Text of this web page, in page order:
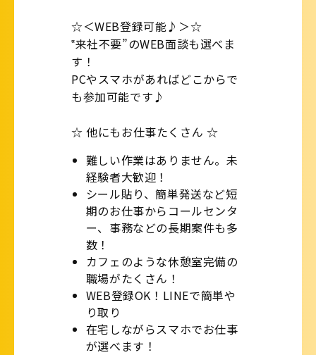
☆＜WEB登録可能♪＞☆
‟来社不要”のWEB面談も選べま
す！
PCやスマホがあればどこからで
も参加可能です♪
☆ 他にもお仕事たくさん ☆
難しい作業はありません。未
経験者大歓迎！
シール貼り、簡単発送など短
期のお仕事からコールセンタ
ー、事務などの長期案件も多
数！
カフェのような休憩室完備の
職場がたくさん！
WEB登録OK！LINEで簡単や
り取り
在宅しながらスマホでお仕事
が選べます！